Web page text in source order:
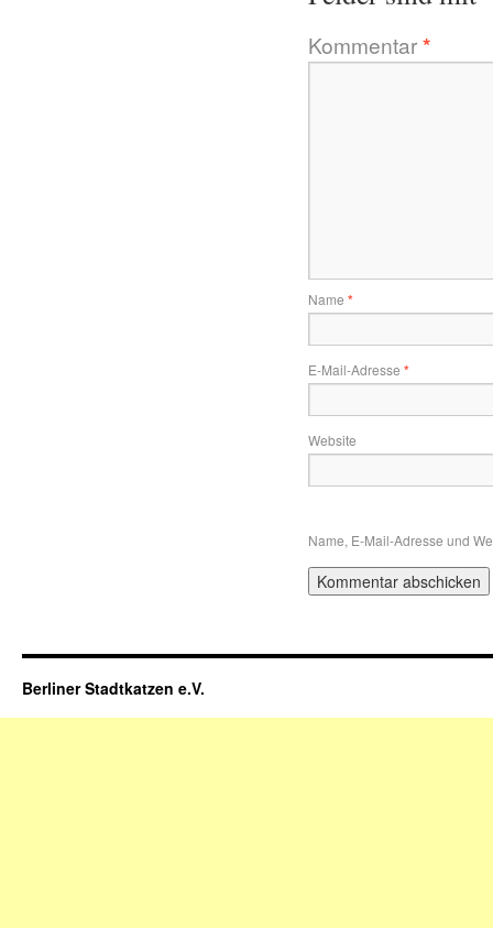
Kommentar*
Name *
E-Mail-Adresse *
Website
Name, E-Mail-Adresse und
Berliner Stadtkatzen e.V.